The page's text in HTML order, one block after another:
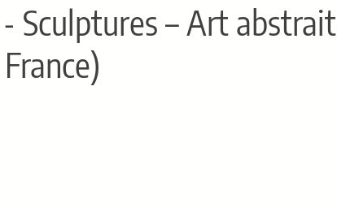
Sculptures – Art abstrait